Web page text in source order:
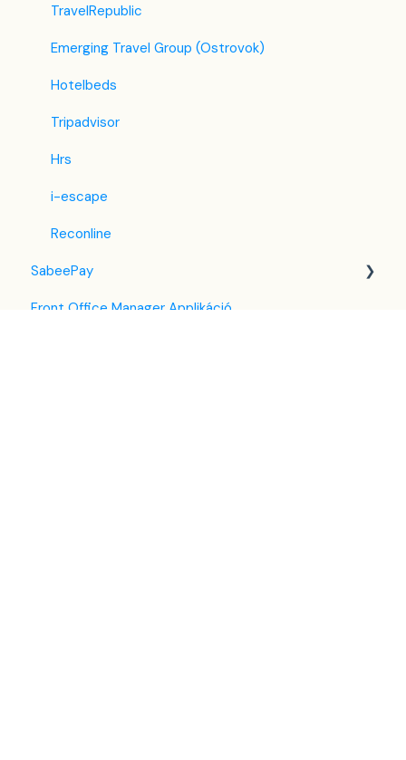
TravelRepublic
Emerging Travel Group (Ostrovok)
Hotelbeds
Tripadvisor
Hrs
i-escape
Reconline
SabeePay
Beállítások
Front Office Manager Applikáció